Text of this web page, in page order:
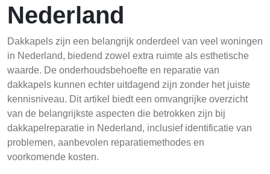
Nederland
Dakkapels zijn een belangrijk onderdeel van veel woningen
in Nederland, biedend zowel extra ruimte als esthetische
waarde. De onderhoudsbehoefte en reparatie van
dakkapels kunnen echter uitdagend zijn zonder het juiste
kennisniveau. Dit artikel biedt een omvangrijke overzicht
van de belangrijkste aspecten die betrokken zijn bij
dakkapelreparatie in Nederland, inclusief identificatie van
problemen, aanbevolen reparatiemethodes en
voorkomende kosten.